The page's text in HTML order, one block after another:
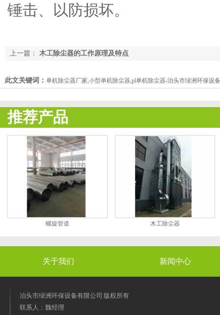
锤击、以防损坏。
上一篇： 木工除尘器的工作原理及特点
此文关键词： 单机除尘器厂家,小型单机除尘器,pl单机除尘器-泊头市绿洲环保设
推荐产品
螺旋管道 木工除尘器
关于我们 新闻中心
泊头市绿洲环保设备有限公司 版权所有
联系人：魏经理